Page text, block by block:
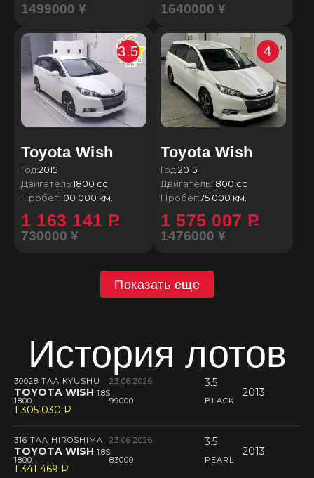
1499000 ¥ 1640000 ¥
Toyota Wish
3.5
Год:2015
Двигатель:1800 сс
Пробег:100 000 км.
1 163 141 P
730000 ¥
Toyota Wish
4
Год:2015
Двигатель:1800 сс
Пробег:75 000 км.
1 575 007 P
1476000 ¥
Показать еще
История лотов
30028 TAA KYUSHU 23.06.2026 3.5
TOYOTA WISH 1.8S 2013
1800 99000 BLACK
1 305 030 P
--
316 TAA HIROSHIMA 23.06.2026 3.5
TOYOTA WISH 1.8S 2013
1800 83000 PEARL
1 341 469 P
--